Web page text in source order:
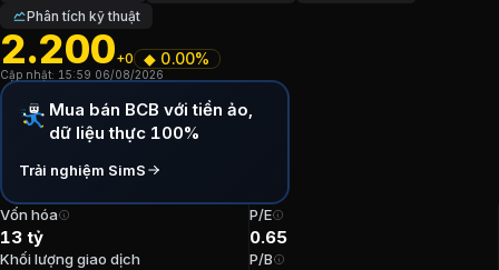
Ban lãnh đạo Xem đầy đủ CTHĐQT Ông Đỗ Đình Kỳ Tuổi
Chỉ số tài chínhBCB
Giá hiện tại:
Vốn hóa: 13 tỷ đồng
P/E: 0,65
EPS: 3.398,29
Phân tích kỹ thuật
2.200+0 ◆ 0.00%
Cập nhật: 15:59 06/08/2026
Mua bán BCB với tiền ảo,
dữ liệu thực 100%
Trải nghiệm SimS
Vốn hóa
13 tỷ
Khối lượng giao dịch
P/E
0.65
P/B